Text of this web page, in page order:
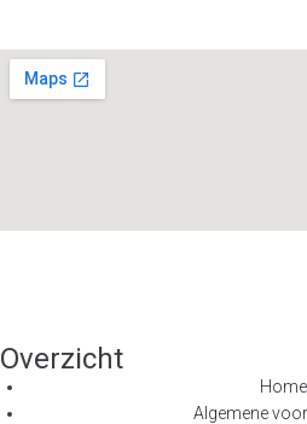
Overzicht
Home
Algemene